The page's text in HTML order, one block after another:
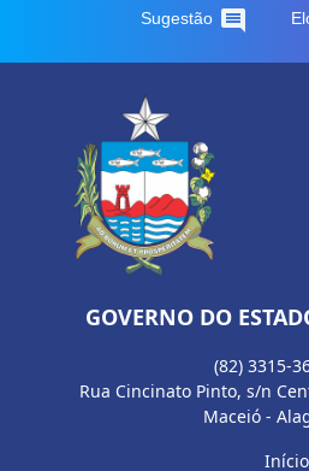
Sugestão comment
GOVERNO DO
(82) 3315-
Rua Cincinato Pinto, s/n
Maceió -
Início